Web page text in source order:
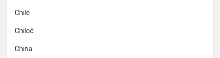
Chile
Chiloé
China